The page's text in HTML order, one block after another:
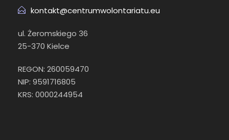
kontakt@centrumwolontariatu.eu
ul. Żeromskiego 36
25-370 Kielce
REGON: 260059470
NIP: 9591716805
KRS: 0000244954